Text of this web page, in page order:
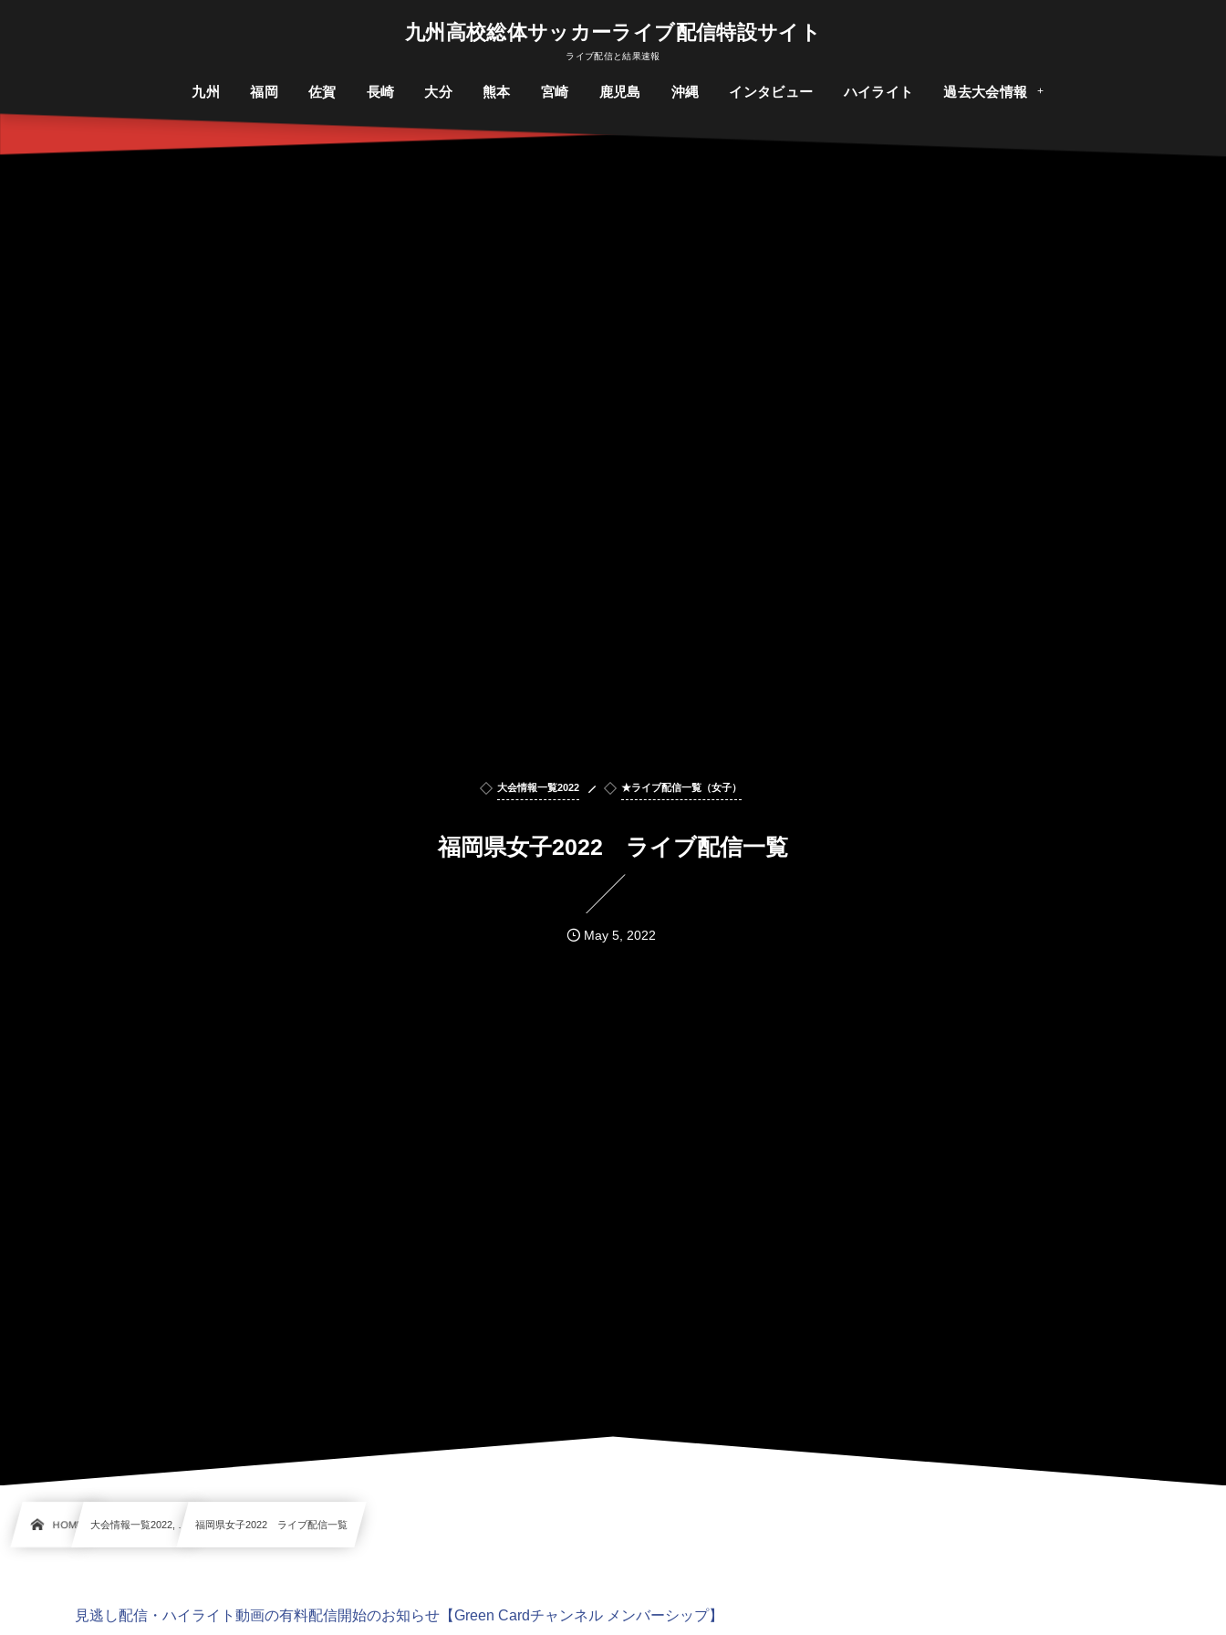
九州高校総体サッカーライブ配信特設サイト
ライブ配信と結果速報
九州 福岡 佐賀 長崎 大分 熊本 宮崎 鹿児島 沖縄 インタビュー ハイライト 過去大会情報
大会情報一覧2022 ★ライブ配信一覧（女子）
福岡県女子2022 ライブ配信一覧
May 5, 2022
HOME 大会情報一覧2022, … 福岡県女子2022 ライブ配信一覧
見逃し配信・ハイライト動画の有料配信開始のお知らせ【Green Cardチャンネル メンバーシップ】